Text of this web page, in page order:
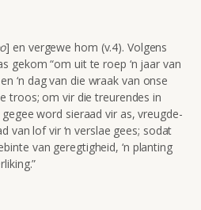
] en vergewe hom (v.4). Volgens
gekom “om uit te roep ‘n jaar van
‘n dag van die wraak van onse
troos; om vir die treurendes in
word sieraad vir as, vreugde-
van lof vir ‘n verslae gees; sodat
van geregtigheid, ‘n planting